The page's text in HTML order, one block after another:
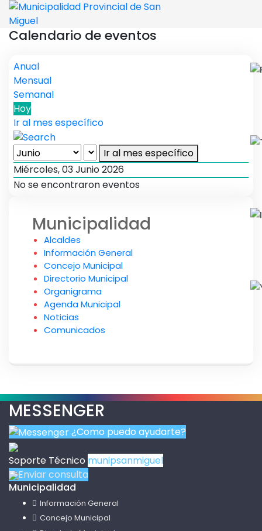
Calendario de eventos
Anual
Mensual
Semanal
Hoy
Ir al mes específico
Ir al mes específico
Miércoles, 03 Junio 2026
No se encontraron eventos
Municipalidad
Alcaldes
Información General
Concejo Municipal
Directorio Municipal
Organigrama
Agenda Municipal
Noticias
Comunicados
. MESSENGER
¿Como puedo ayudarte?
Soporte Técnico munipsanmiguel
Enviar consulta
Municipalidad
Información General
Concejo Municipal